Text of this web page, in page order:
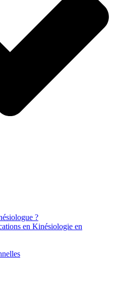
?
en Kinésiologie en